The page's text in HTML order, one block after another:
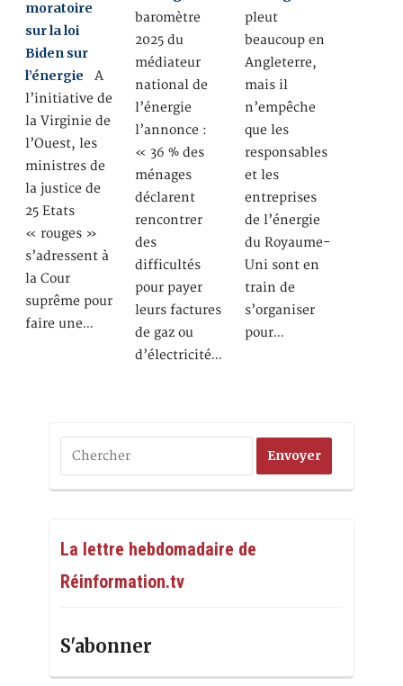
moratoire
sur la loi
Biden sur
l’énergie A
l’initiative de
la Virginie de
l’Ouest, les
ministres de
la justice de
25 Etats
« rouges »
s’adressent à
la Cour
suprême pour
faire une…
baromètre
2025 du
médiateur
national de
l’énergie
l’annonce :
« 36 % des
ménages
déclarent
rencontrer
des
difficultés
pour payer
leurs factures
de gaz ou
d’électricité…
pleut
beaucoup en
Angleterre,
mais il
n’empêche
que les
responsables
et les
entreprises
de l’énergie
du Royaume-
Uni sont en
train de
s’organiser
pour…
La lettre hebdomadaire de
Réinformation.tv
S'abonner